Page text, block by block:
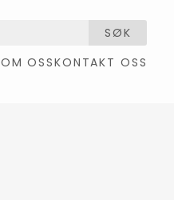
SØK
OM OSSKONTAKT OSS